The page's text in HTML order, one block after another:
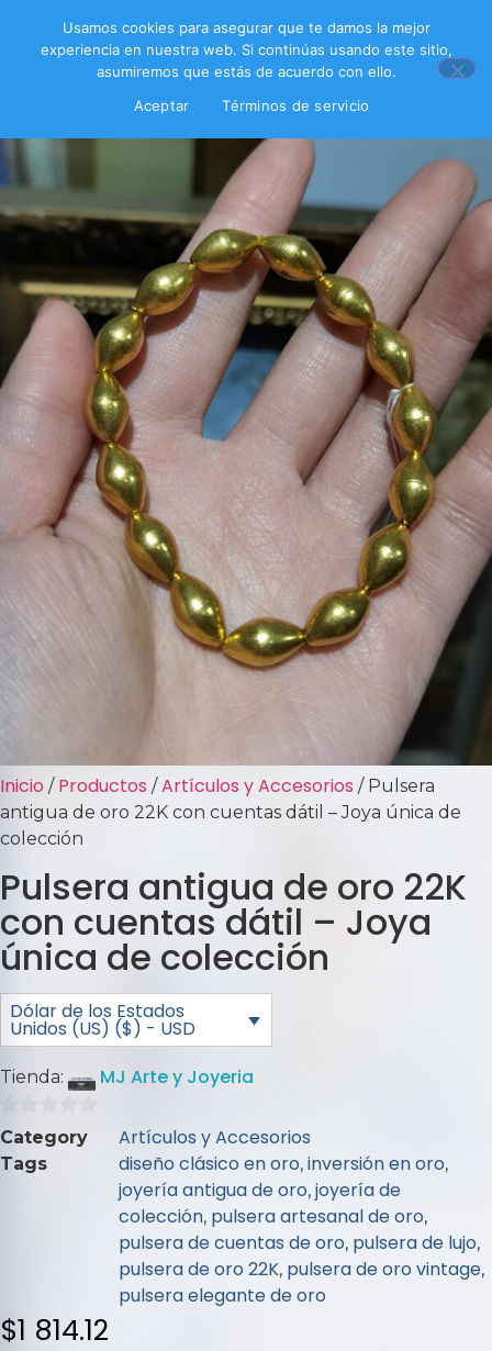
Inicio / Productos / Artículos y Accesorios / Pulsera
antigua de oro 22K con cuentas dátil – Joya única de
colección
Pulsera antigua de oro 22K
con cuentas dátil – Joya
única de colección
Dólar de los Estados
Unidos (US) ($) - USD
Tienda: MJ Arte y Joyeria
0
de
Category Artículos y Accesorios
Tags diseño clásico en oro, inversión en oro,
joyería antigua de oro, joyería de
colección, pulsera artesanal de oro,
pulsera de cuentas de oro, pulsera de lujo,
pulsera de oro 22K, pulsera de oro vintage,
pulsera elegante de oro
$1 814.12
Usamos cookies para asegurar que te damos la mejor
experiencia en nuestra web. Si continúas usando este sitio,
asumiremos que estás de acuerdo con ello.
Aceptar
Términos de servicio